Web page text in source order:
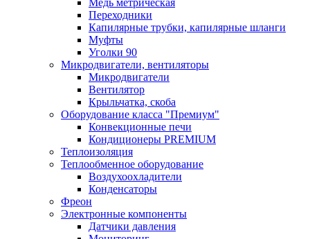
Переходники
Капилярные трубки, капилярные шланги
Муфты
Уголки 90
Микродвигатели, вентиляторы
Микродвигатели
Вентилятор
Крыльчатка, скоба
Оборудование класса "Премиум"
Конвекционные печи
Кондиционеры PREMIUM
Теплоизоляция
Теплообменное оборудование
Воздухоохладители
Конденсаторы
Фреон
Электронные компоненты
Датчики давления